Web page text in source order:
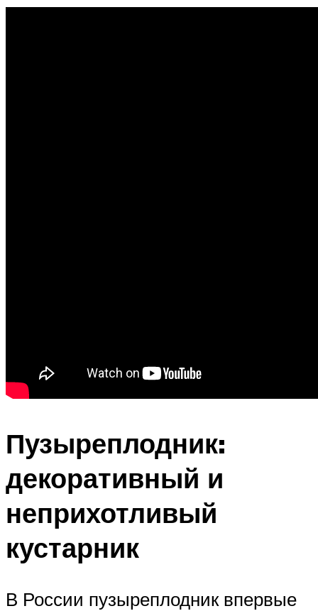
Пузыреплодник:
декоративный и
неприхотливый
кустарник
В России пузыреплодник впервые